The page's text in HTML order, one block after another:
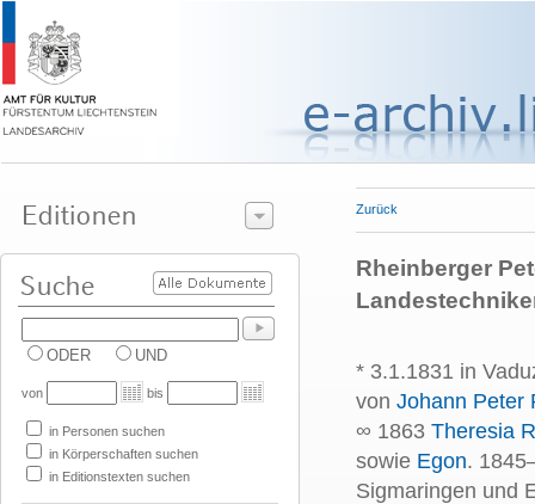
ODER UND
von bis
in Personen suchen
in Körperschaften suchen
in Editionstexten suchen
Zurück
Rheinberger
* 3.1.1831 in
von Johann Peter
∞ 1863 Theresia
sowie Egon.
Sigmaringen und